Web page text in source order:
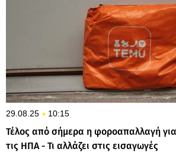
29.08.25 10:15
Τέλος από σήμερα η φοροαπαλλαγή
τις ΗΠΑ - Τι αλλάζει στις εισαγωγές